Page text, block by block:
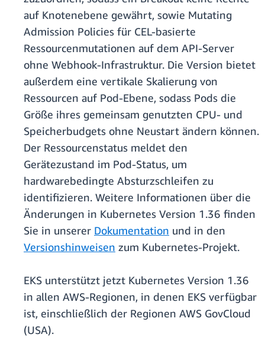
auf Knotenebene gewährt, sowie Mutating
Admission Policies für CEL-basierte
Ressourcenmutationen auf dem API-Server
ohne Webhook-Infrastruktur. Die Version bietet
außerdem eine vertikale Skalierung von
Ressourcen auf Pod-Ebene, sodass Pods die
Größe ihres gemeinsam genutzten CPU- und
Speicherbudgets ohne Neustart ändern können.
Der Ressourcenstatus meldet den
Gerätezustand im Pod-Status, um
hardwarebedingte Absturzschleifen zu
identifizieren. Weitere Informationen über die
Änderungen in Kubernetes Version 1.36 finden
Sie in unserer Dokumentation und in den
Versionshinweisen zum Kubernetes-Projekt.
EKS unterstützt jetzt Kubernetes Version 1.36
in allen AWS-Regionen, in denen EKS verfügbar
ist, einschließlich der Regionen AWS GovCloud
(USA).